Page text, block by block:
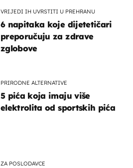
VRIJEDI IH UVRSTITI U PREHRANU
6 napitaka koje dijetetičari
preporučuju za zdrave
zglobove
PRIRODNE ALTERNATIVE
5 pića koja imaju više
elektrolita od sportskih pića
ZA POSLODAVCE